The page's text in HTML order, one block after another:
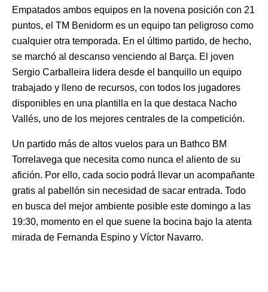
Empatados ambos equipos en la novena posición con 21
puntos, el TM Benidorm es un equipo tan peligroso como
cualquier otra temporada. En el último partido, de hecho,
se marchó al descanso venciendo al Barça. El joven
Sergio Carballeira lidera desde el banquillo un equipo
trabajado y lleno de recursos, con todos los jugadores
disponibles en una plantilla en la que destaca Nacho
Vallés, uno de los mejores centrales de la competición.
Un partido más de altos vuelos para un Bathco BM
Torrelavega que necesita como nunca el aliento de su
afición. Por ello, cada socio podrá llevar un acompañante
gratis al pabellón sin necesidad de sacar entrada. Todo
en busca del mejor ambiente posible este domingo a las
19:30, momento en el que suene la bocina bajo la atenta
mirada de Fernanda Espino y Víctor Navarro.